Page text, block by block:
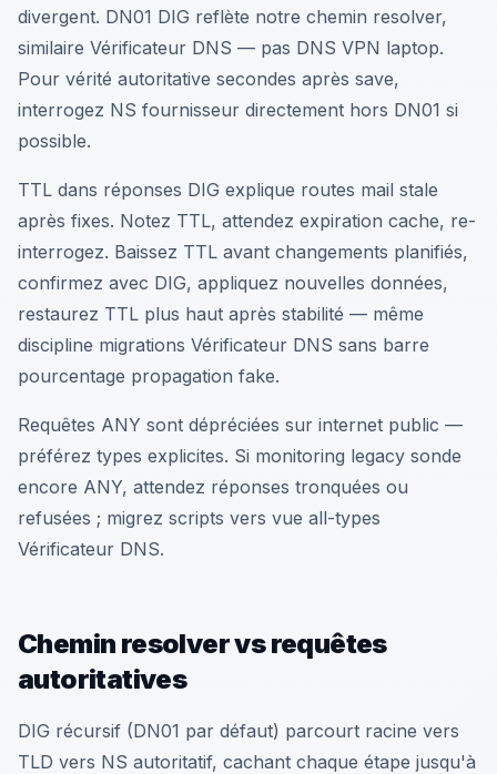
divergent. DN01 DIG reflète notre chemin resolver,
similaire Vérificateur DNS — pas DNS VPN laptop.
Pour vérité autoritative secondes après save,
interrogez NS fournisseur directement hors DN01 si
possible.
TTL dans réponses DIG explique routes mail stale
après fixes. Notez TTL, attendez expiration cache, re-
interrogez. Baissez TTL avant changements planifiés,
confirmez avec DIG, appliquez nouvelles données,
restaurez TTL plus haut après stabilité — même
discipline migrations Vérificateur DNS sans barre
pourcentage propagation fake.
Requêtes ANY sont dépréciées sur internet public —
préférez types explicites. Si monitoring legacy sonde
encore ANY, attendez réponses tronquées ou
refusées ; migrez scripts vers vue all-types
Vérificateur DNS.
Chemin resolver vs requêtes
autoritatives
DIG récursif (DN01 par défaut) parcourt racine vers
TLD vers NS autoritatif, cachant chaque étape jusqu'à